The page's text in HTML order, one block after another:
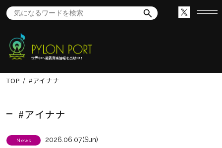
世界中へ最新音楽情報を出航中！
TOP #アイナナ
#アイナナ
News 2026.06.07(Sun)